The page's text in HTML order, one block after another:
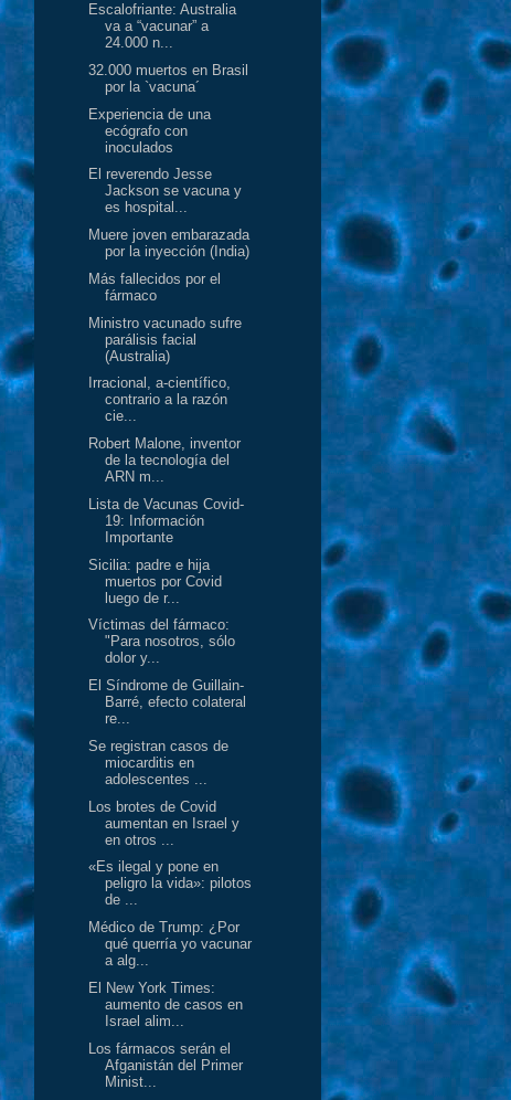
Escalofriante: Australia
va a “vacunar” a
24.000 n...
32.000 muertos en Brasil
por la `vacuna´
Experiencia de una
ecógrafo con
inoculados
El reverendo Jesse
Jackson se vacuna y
es hospital...
Muere joven embarazada
por la inyección (India)
Más fallecidos por el
fármaco
Ministro vacunado sufre
parálisis facial
(Australia)
Irracional, a-científico,
contrario a la razón
cie...
Robert Malone, inventor
de la tecnología del
ARN m...
Lista de Vacunas Covid-
19: Información
Importante
Sicilia: padre e hija
muertos por Covid
luego de r...
Víctimas del fármaco:
"Para nosotros, sólo
dolor y...
El Síndrome de Guillain-
Barré, efecto colateral
re...
Se registran casos de
miocarditis en
adolescentes ...
Los brotes de Covid
aumentan en Israel y
en otros ...
«Es ilegal y pone en
peligro la vida»: pilotos
de ...
Médico de Trump: ¿Por
qué querría yo vacunar
a alg...
El New York Times:
aumento de casos en
Israel alim...
Los fármacos serán el
Afganistán del Primer
Minist...